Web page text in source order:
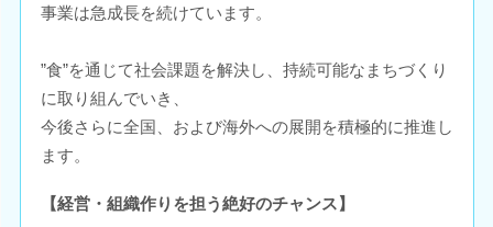
事業は急成長を続けています。
”食”を通じて社会課題を解決し、持続可能なまちづくり
に取り組んでいき、
今後さらに全国、および海外への展開を積極的に推進し
ます。
【経営・組織作りを担う絶好のチャンス】